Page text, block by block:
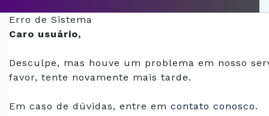
Erro de Sistema
Caro usuário,
Desculpe, mas houve um problema em nosso
favor, tente novamente mais tarde.
Em caso de dúvidas, entre em contato conosco.